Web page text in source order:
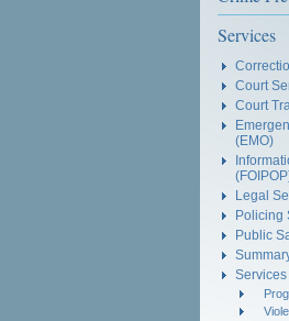
Services
Court
Court
(EMO)
Legal
Policing
Public